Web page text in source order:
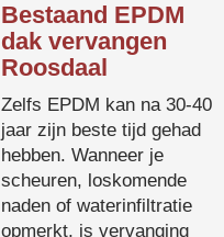
Bestaand EPDM
dak vervangen
Roosdaal
Zelfs EPDM kan na 30-40
jaar zijn beste tijd gehad
hebben. Wanneer je
scheuren, loskomende
naden of waterinfiltratie
opmerkt, is vervanging